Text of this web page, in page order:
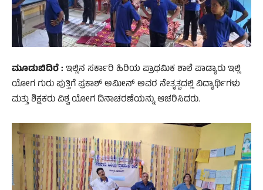
ಮೂಡುಬಿದಿರೆ : ಇಲ್ಲಿನ ಸರ್ಕಾರಿ ಹಿರಿಯ ಪ್ರಾಥಮಿಕ ಶಾಲೆ ಪಾಡ್ಯಾರು ಇಲ್ಲಿ
ಯೋಗ ಗುರು ಪುತ್ತಿಗೆ ಪ್ರಕಾಶ್ ಅಮೀನ್ ಅವರ ನೇತೃತ್ವದಲ್ಲಿ ವಿದ್ಯಾರ್ಥಿಗಳು
ಮತ್ತು ಶಿಕ್ಷಕರು ವಿಶ್ವ ಯೋಗ ದಿನಾಚರಣೆಯನ್ನು ಆಚರಿಸಿದರು.